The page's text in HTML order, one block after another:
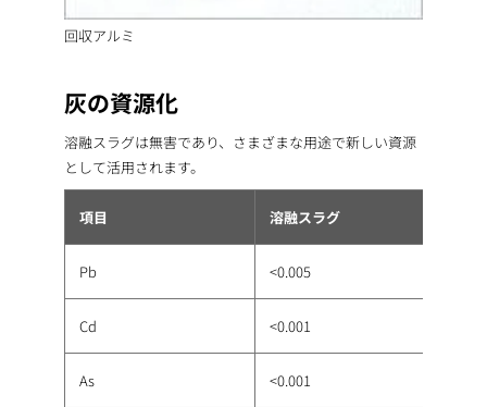
回収アルミ
灰の資源化
溶融スラグは無害であり、さまざまな用途で新しい資源
として活用されます。
項目 溶融スラグ
Pb <0.005
Cd <0.001
As <0.001